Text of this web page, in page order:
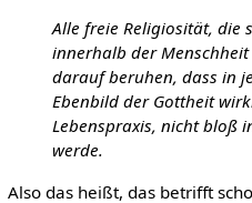
Alle freie Religiosität, die
innerhalb der
darauf beruhen, dass in
Ebenbild der Gottheit
Lebenspraxis, nicht bloß
werde.
Also das heißt, das betrifft